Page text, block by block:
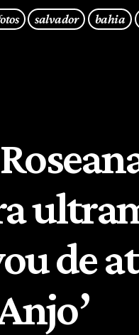
salvador bahia
de